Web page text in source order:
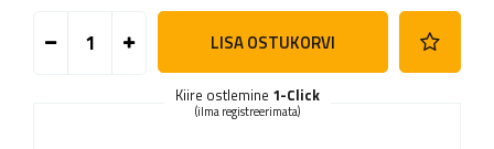
LISA OSTUKORVI
Kiire ostlemine 1-Click
(ilma registreerimata)